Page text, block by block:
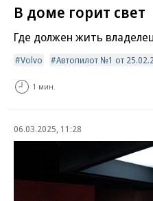
В доме горит свет
Где должен жить
Volvo Автопилот №1 от
1 мин.
06.03.2025, 11:28